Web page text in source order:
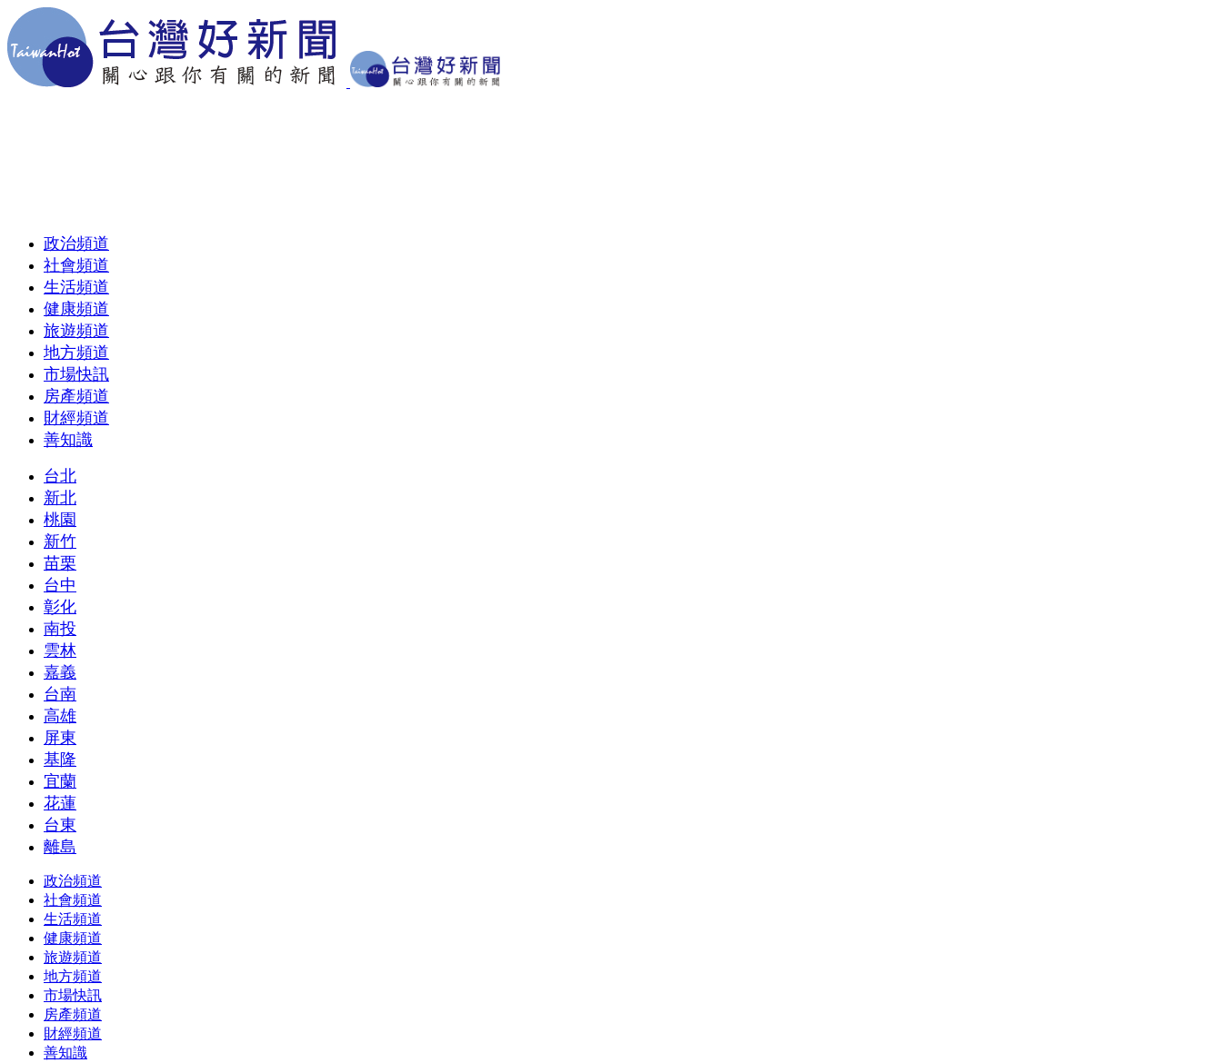
政治頻道
社會頻道
生活頻道
健康頻道
旅遊頻道
地方頻道
市場快訊
房產頻道
財經頻道
善知識
台北
新北
桃園
新竹
苗栗
台中
彰化
南投
雲林
嘉義
台南
高雄
屏東
基隆
宜蘭
花蓮
台東
離島
政治頻道
社會頻道
生活頻道
健康頻道
旅遊頻道
地方頻道
市場快訊
房產頻道
財經頻道
善知識